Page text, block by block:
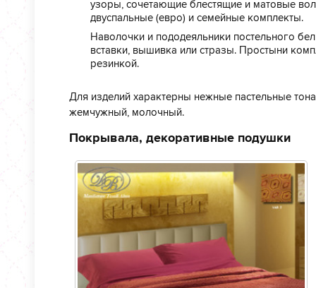
узоры, сочетающие блестящие и матовые
двуспальные (евро) и семейные комплекты.
Наволочки и пододеяльники постельного
вставки, вышивка или стразы. Простыни
резинкой.
Для изделий характерны нежные пастельные
жемчужный, молочный.
Покрывала, декоративные подушки